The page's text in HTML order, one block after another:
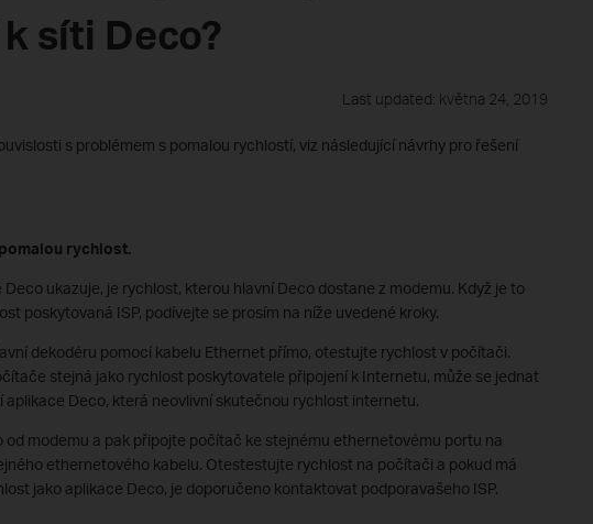
síti Deco?
Last updated: května 24, 2019
s problémem s pomalou rychlostí, viz následující návrhy pro řešení
rychlost.
ukazuje, je rychlost, kterou hlavní Deco dostane z modemu. Když je to
poskytovaná ISP, podívejte se prosím na níže uvedené kroky.
dekodéru pomocí kabelu Ethernet přímo, otestujte rychlost v počítači.
stejná jako rychlost poskytovatele připojení k Internetu, může se jednat
aplikace Deco, která neovlivní skutečnou rychlost internetu.
od modemu a pak připojte počítač ke stejnému ethernetovému portu na
ethernetového kabelu. Otestestujte rychlost na počítači a pokud má
jako aplikace Deco, je doporučeno kontaktovat podporavašeho ISP.